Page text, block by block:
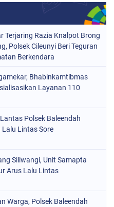
Terjaring Razia Knalpot Brong
Polsek Cileunyi Beri Teguran
Berkendara
Bhabinkamtibmas
Layanan 110
Polsek Baleendah
Lintas Sore
Siliwangi, Unit Samapta
Arus Lalu Lintas
Warga, Polsek Baleendah